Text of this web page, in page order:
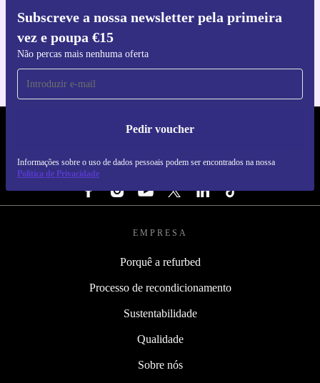
Subscreve a nossa newsletter pela primeira
vez e poupa €15
Não percas mais nenhuma oferta
Pedir voucher
Informações sobre o uso de dados pessoais podem ser encontrados na nossa
Política de Privacidade
Faz o download da app refurbed
Para iOS e Android
REFURBED PORTUGAL - RETHINK NEW.
SEGUE-NOS
EMPRESA
Porquê a refurbed
Processo de recondicionamento
Sustentabilidade
Qualidade
Sobre nós